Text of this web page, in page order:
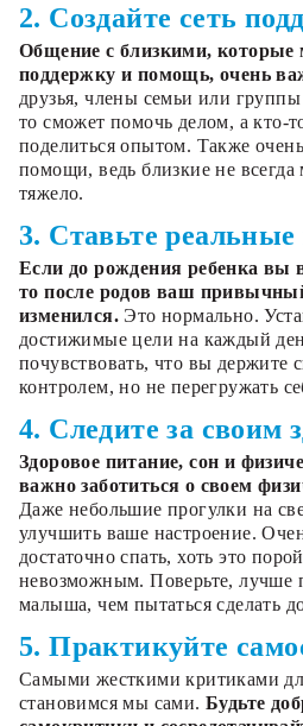
2. Создайте сеть
Общение с близкими, которые
поддержку и помощь, очень
друзья, члены семьи или
то сможет помочь делом, а кто-
поделиться опытом. Также
помощи, ведь близкие не всегда
тяжело.
3. Ставьте реальные
Если до рождения ребенка вы
то после родов ваш
изменился. Это нормально.
достижимые цели на каждый
почувствовать, что вы держите
контролем, но не перегружать
4. Следите за своим
Здоровое питание, сон и
важно заботиться о своем
Даже небольшие прогулки на
улучшить ваше настроение.
достаточно спать, хоть это
невозможным. Поверьте, лучше
малыша, чем пытаться сделать
5. Практикуйте
Самыми жесткими критиками
становимся мы сами. Будьте